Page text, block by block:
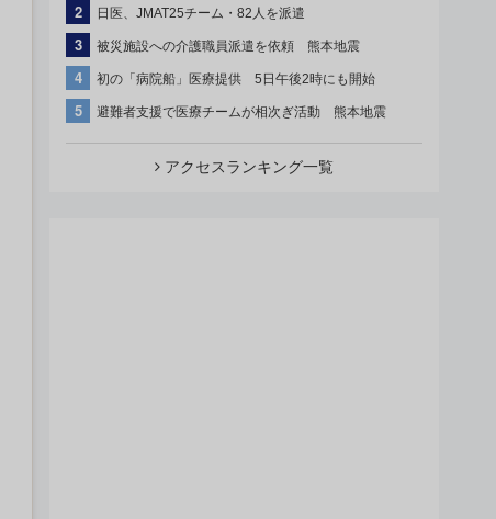
2 日医、JMAT25チーム・82人を派遣
3 被災施設への介護職員派遣を依頼 熊本地震
4 初の「病院船」医療提供 5日午後2時にも開始
5 避難者支援で医療チームが相次ぎ活動 熊本地震
アクセスランキング一覧